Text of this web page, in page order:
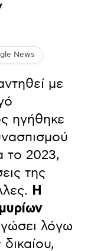
News
με
ηγήθηκε
το 2023,
της
Η
λόγω